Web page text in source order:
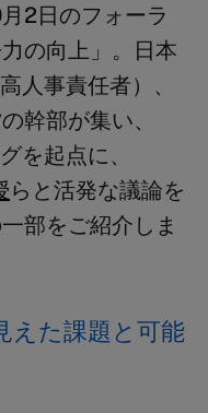
2日のフォーラ
の向上」。日本
高人事責任者）、
幹部が集い、
を起点に、
らと活発な議論を
部をご紹介しま
えた課題と可能